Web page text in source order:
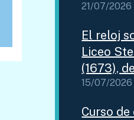
21/07/2026
El reloj
Liceo
(1673),
15/07/2026
Curso de